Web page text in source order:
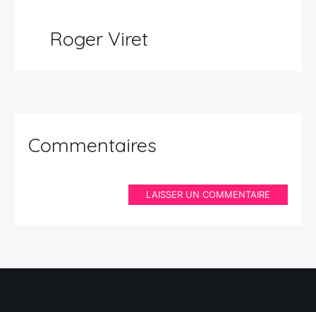
Roger Viret
Commentaires
LAISSER UN COMMENTAIRE